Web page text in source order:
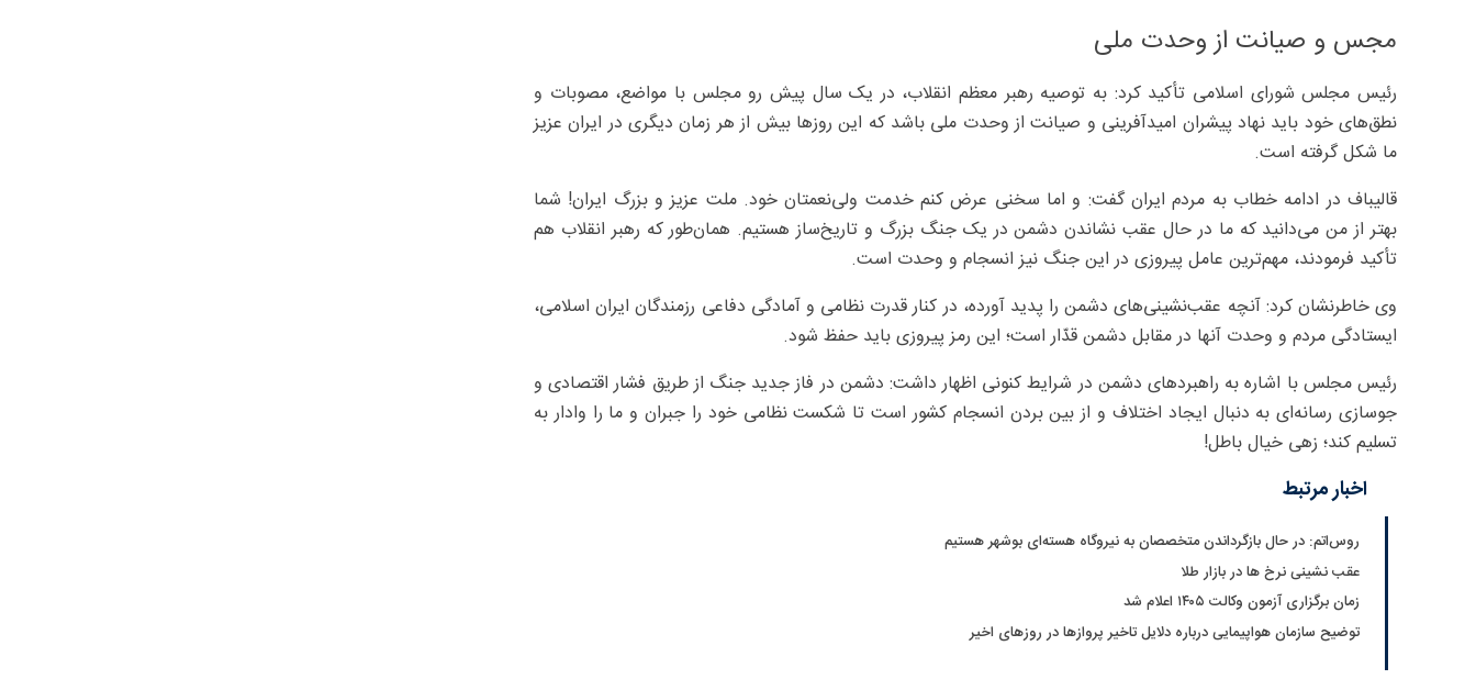
مجس و صیانت از وحدت ملی
رئیس مجلس شورای اسلامی تأکید کرد: به توصیه رهبر معظم انقلاب، در یک سال پیش رو مجلس با مواضع، مصوبات و
نطق‌های خود باید نهاد پیشران امیدآفرینی و صیانت از وحدت ملی باشد که این روزها بیش از هر زمان دیگری در ایران عزیز
ما شکل گرفته است.
قالیباف در ادامه خطاب به مردم ایران گفت: و اما سخنی عرض کنم خدمت ولی‌نعمتان خود. ملت عزیز و بزرگ ایران! شما
بهتر از من می‌دانید که ما در حال عقب نشاندن دشمن در یک جنگ بزرگ و تاریخ‌ساز هستیم. همان‌طور که رهبر انقلاب هم
تأکید فرمودند، مهم‌ترین عامل پیروزی در این جنگ نیز انسجام و وحدت است.
وی خاطرنشان کرد: آنچه عقب‌نشینی‌های دشمن را پدید آورده، در کنار قدرت نظامی و آمادگی دفاعی رزمندگان ایران اسلامی،
ایستادگی مردم و وحدت آنها در مقابل دشمن قدّار است؛ این رمز پیروزی باید حفظ شود.
رئیس مجلس با اشاره به راهبردهای دشمن در شرایط کنونی اظهار داشت: دشمن در فاز جدید جنگ از طریق فشار اقتصادی و
جوسازی رسانه‌ای به دنبال ایجاد اختلاف و از بین بردن انسجام کشور است تا شکست نظامی خود را جبران و ما را وادار به
تسلیم کند؛ زهی خیال باطل!
اخبار مرتبط
روس‌اتم: در حال بازگرداندن متخصصان به نیروگاه هسته‌ای بوشهر هستیم
عقب نشینی نرخ ها در بازار طلا
زمان برگزاری آزمون وکالت ۱۴۰۵ اعلام شد
توضیح سازمان هواپیمایی درباره دلایل تاخیر پروازها در روزهای اخیر